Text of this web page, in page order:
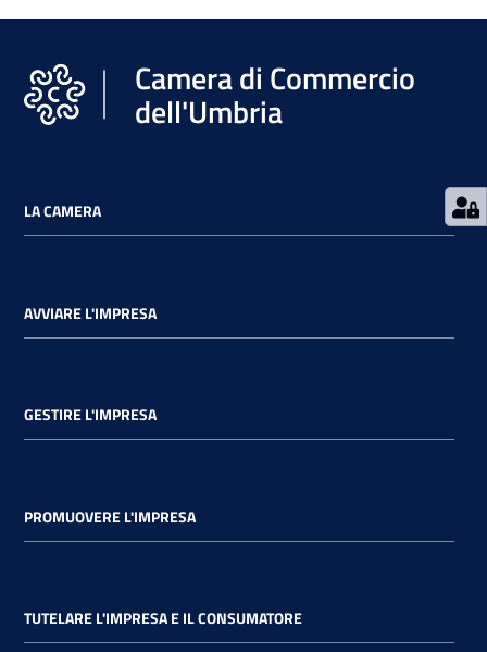
Camera di Commercio
dell'Umbria
LA CAMERA
AVVIARE L'IMPRESA
GESTIRE L'IMPRESA
PROMUOVERE L'IMPRESA
TUTELARE L'IMPRESA E IL CONSUMATORE